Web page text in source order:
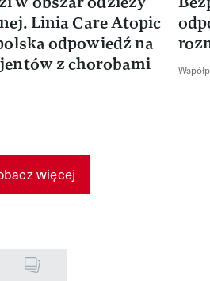
Linia Care Atopic
odpowiedź na
z chorobami
więcej